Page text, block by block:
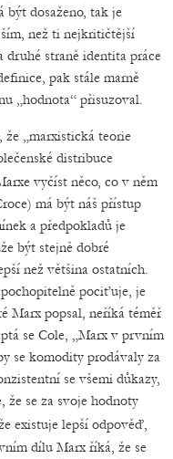
být dosaženo, tak je
než ti nejkritičtější
straně identita práce
pak stále marně
„hodnota“ přisuzoval.
že „marxistická teorie
distribuce
vyčíst něco, co v něm
má být náš přístup
a předpokladů je
být stejně dobré
než většina ostatních.
pociťuje, je
Marx popsal, neříká téměř
se Cole, „Marx v prvním
se komodity prodávaly za
se všemi důkazy,
že se za svoje hodnoty
existuje lepší odpověď,
dílu Marx říká, že se